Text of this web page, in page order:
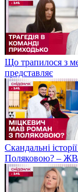
Що трапилося з
представляє
Скандальні
Поляковою? –